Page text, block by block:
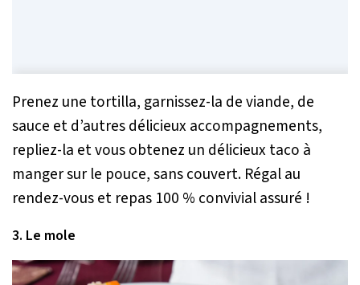
Prenez une tortilla, garnissez-la de viande, de
sauce et d’autres délicieux accompagnements,
repliez-la et vous obtenez un délicieux taco à
manger sur le pouce, sans couvert. Régal au
rendez-vous et repas 100 % convivial assuré !
3. Le mole